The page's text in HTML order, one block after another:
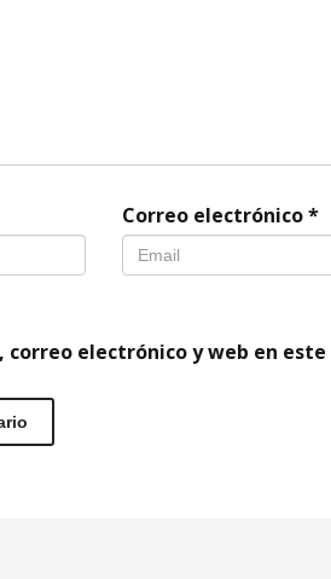
Correo electrónico*
correo electrónico y web en